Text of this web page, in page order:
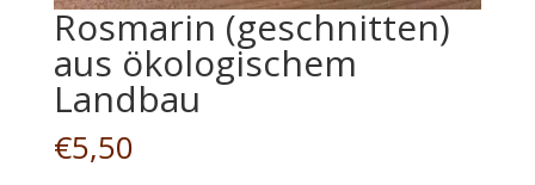
Rosmarin (geschnitten)
aus ökologischem
Landbau
€5,50